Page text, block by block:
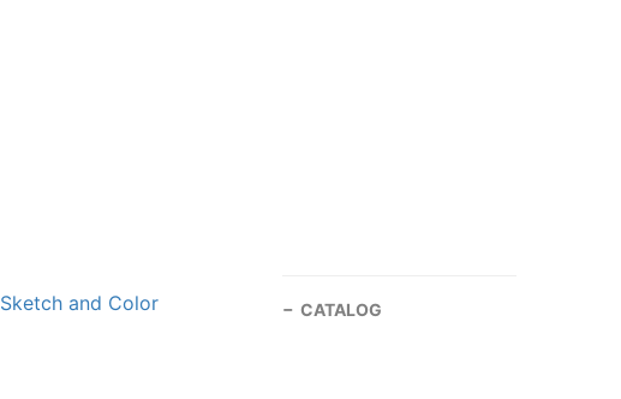
and Color CATALOG